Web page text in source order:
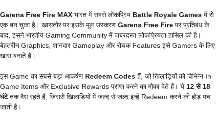
Garena Free Fire MAX भारत में सबसे लोकप्रिय Battle Royale Games में से
एक बन चुका है। खासतौर पर इसके मूल संस्करण Garena Free Fire पर प्रतिबंध के
बाद, इसने भारतीय Gaming Community में जबरदस्त लोकप्रियता हासिल की है।
बेहतरीन Graphics, शानदार Gameplay और रोचक Features इसे Gamers के लिए
खास बनाते हैं।
इस Game का सबसे बड़ा आकर्षण Redeem Codes हैं, जो खिलाड़ियों को विभिन्न In-
Game Items और Exclusive Rewards प्राप्त करने का मौका देते हैं। ये 12 से 18
घंटेतक वैध रहते हैं, जिससे खिलाड़ियों में जल्द से जल्द इन्हें Redeem करने की होड़ मच
जाती है।